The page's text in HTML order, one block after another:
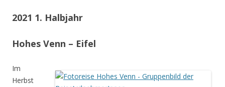
2021 1. Halbjahr
Hohes Venn – Eifel
Im
Herbst